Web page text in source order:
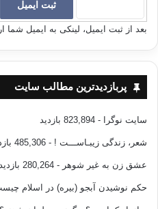
بعد از ثبت ایمیل، لینکی به ایمیل شما
پربازدیدترین مطالب سایت
سایت نوگرا - 823,894 بازدید
شعر، زندگی زیبـاســـت ! - 485,306 بازدید
عشق زن به غیر شوهر - 280,264 بازدید
حکم نوشیدن آبجو (بیره) در اسلام